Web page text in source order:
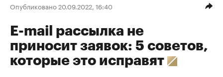
Опубликовано 20.09.2022, 16:40
E-mail рассылка не
приносит заявок: 5 советов,
которые это исправят